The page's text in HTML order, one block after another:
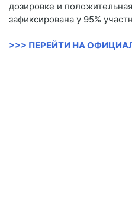
дозировке и
зафиксирована у 95%
>>> ПЕРЕЙТИ НА